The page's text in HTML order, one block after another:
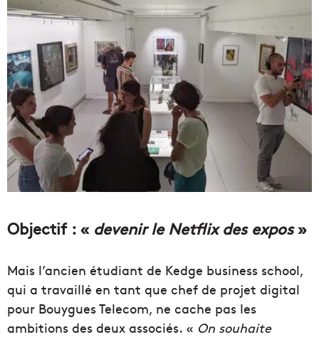
Objectif : «devenir le Netflix des expos»
Mais l’ancien étudiant de Kedge business school,
qui a travaillé en tant que chef de projet digital
pour Bouygues Telecom, ne cache pas les
ambitions des deux associés. « On souhaite